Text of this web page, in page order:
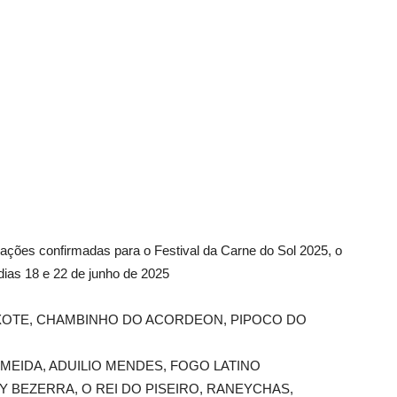
confirmadas para o Festival da Carne do Sol 2025, o
18 e 22 de junho de 2025
CHAMBINHO DO ACORDEON, PIPOCO DO
ADUILIO MENDES, FOGO LATINO
BEZERRA, O REI DO PISEIRO, RANEYCHAS,